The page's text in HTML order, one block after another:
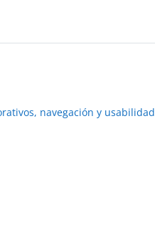
navegación y usabilidad